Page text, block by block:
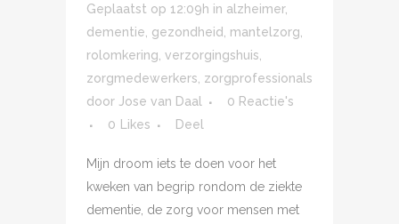
Geplaatst op 12:09h in alzheimer,
dementie gezondheid mantelzorg
rolomkering verzorgingshuis
zorgmedewerkers zorgprofessionals
door Jose van Daal
0 Reactie's
0
Likes Deel
Mijn droom iets te doen voor het
kweken van begrip rondom de ziekte
dementie, de zorg voor mensen met